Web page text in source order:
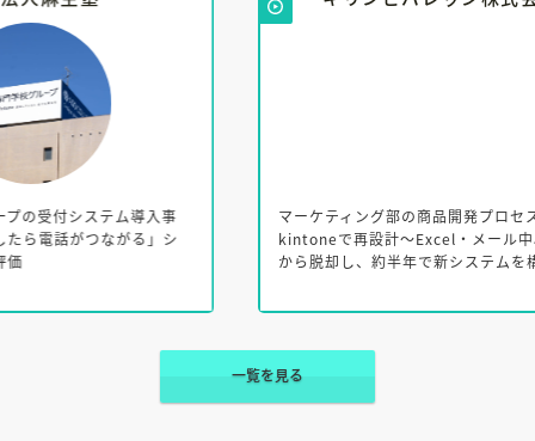
事
シ
マーケティング部の商品開発プロセスを
kintoneで再設計～Excel・メール中心の管理
から脱却し、約半年で新システムを構築～
一覧を見る